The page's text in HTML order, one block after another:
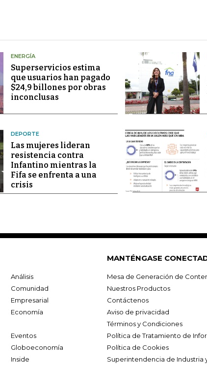
ENERGÍA
Superservicios estima
que usuarios han pagado
$24,9 billones por obras
inconclusas
DEPORTE
Las mujeres lideran
resistencia contra
Infantino mientras la
Fifa se enfrenta a una
crisis
Análisis
Comunidad
Empresarial
Economía
Eventos
Globoeconomía
Inside
MANTÉNGASE
Mesa de Generación de
Nuestros Productos
Contáctenos
Aviso de privacidad
Términos y Condiciones
Política de Tratamiento de
Política de Cookies
Superintendencia de Industria